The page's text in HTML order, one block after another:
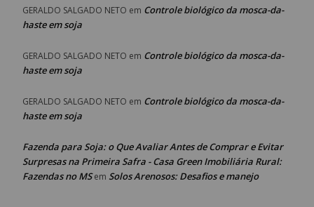
GERALDO SALGADO NETO em Controle biológico da mosca-da-
haste em soja
GERALDO SALGADO NETO em Controle biológico da mosca-da-
haste em soja
GERALDO SALGADO NETO em Controle biológico da mosca-da-
haste em soja
Fazenda para Soja: o Que Avaliar Antes de Comprar e Evitar
Surpresas na Primeira Safra - Casa Green Imobiliária Rural:
Fazendas no MSem Solos Arenosos: Desafios e manejo